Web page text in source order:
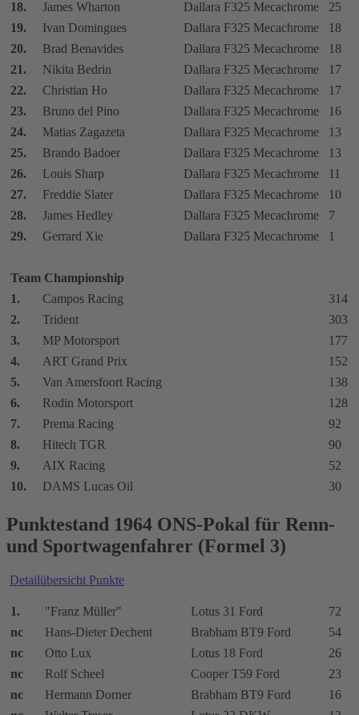
18. James Wharton Dallara F325 Mecachrome
25
19.
Ivan Domingues Dallara F325 Mecachrome
18
20.
Brad Benavides Dallara F325 Mecachrome
18
21.
Nikita Bedrin Dallara F325 Mecachrome
17
22.
Christian Ho Dallara F325 Mecachrome
17
23.
Bruno del Pino Dallara F325 Mecachrome
16
24.
Matias Zagazeta Dallara F325 Mecachrome
13
25.
Brando Badoer Dallara F325 Mecachrome
13
26.
Louis Sharp Dallara F325 Mecachrome
11
27.
Freddie Slater Dallara F325 Mecachrome
10
28.
James Hedley Dallara F325 Mecachrome
7
29.
Gerrard Xie Dallara F325 Mecachrome 1
Team Championship
1.
Campos Racing
314
2.
Trident
303
3.
MP Motorsport
177
4.
ART Grand Prix
152
5.
Van Amersfoort Racing
138
6.
Rodin Motorsport
128
7.
Prema Racing
92
8.
Hitech TGR
90
9.
AIX Racing
52
10.
DAMS Lucas Oil 30
Punktestand 1964 ONS-Pokal für Renn-
und Sportwagenfahrer (Formel 3)
Detailübersicht Punkte
1. "Franz Müller" Lotus 31 Ford
72
nc
Hans-Dieter Dechent Brabham BT9 Ford
54
nc
Otto Lux Lotus 18 Ford
26
nc
Rolf Scheel Cooper T59 Ford
23
nc
Hermann Dorner Brabham BT9 Ford
16